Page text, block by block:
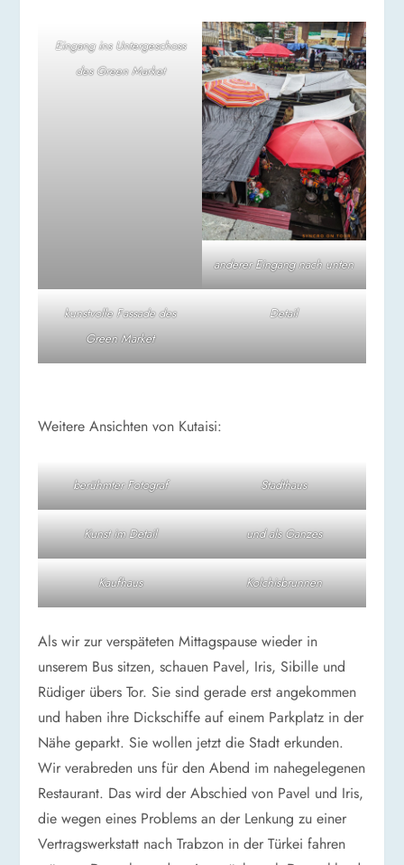
Eingang ins Untergeschoss
des Green Market
anderer Eingang nach unten
kunstvolle Fassade des
Green Market
Detail
Weitere Ansichten von Kutaisi:
berühmter Fotograf Stadthaus
Kunst im Detail und als Ganzes
Kaufhaus Kolchisbrunnen
Als wir zur verspäteten Mittagspause wieder in
unserem Bus sitzen, schauen Pavel, Iris, Sibille und
Rüdiger übers Tor. Sie sind gerade erst angekommen
und haben ihre Dickschiffe auf einem Parkplatz in der
Nähe geparkt. Sie wollen jetzt die Stadt erkunden.
Wir verabreden uns für den Abend im nahegelegenen
Restaurant. Das wird der Abschied von Pavel und Iris,
die wegen eines Problems an der Lenkung zu einer
Vertragswerkstatt nach Trabzon in der Türkei fahren